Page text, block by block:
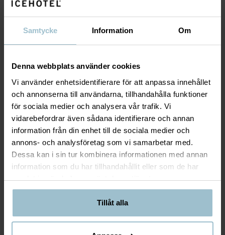
Samtycke Information Om
Denna webbplats använder cookies
Vi använder enhetsidentifierare för att anpassa innehållet
och annonserna till användarna, tillhandahålla funktioner
för sociala medier och analysera vår trafik. Vi
vidarebefordrar även sådana identifierare och annan
information från din enhet till de sociala medier och
annons- och analysföretag som vi samarbetar med.
Dessa kan i sin tur kombinera informationen med annan
information som du har tillhandahållit eller som de har
samlat in när du har använt deras tjänster.
Tillåt alla